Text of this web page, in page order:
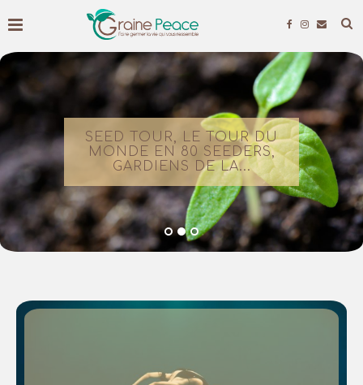
SEED TOUR, LE TOUR DU
MONDE EN 80 SEEDERS,
GARDIENS DE LA...